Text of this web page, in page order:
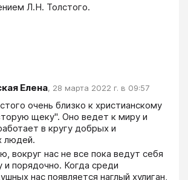
Л.Н. Толстого.
Елена, 28 марта 2022 г. в 09:57
очень близко к христианскому
щеку". Оно ведет к миру и
в кругу добрых и
людей.
вокруг нас не все пока ведут себя
порядочно. Когда среди
нас появляется наглый хулиган,